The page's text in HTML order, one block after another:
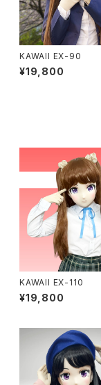
KAWAII EX-90
¥19,800
KAWAII EX-110
¥19,800